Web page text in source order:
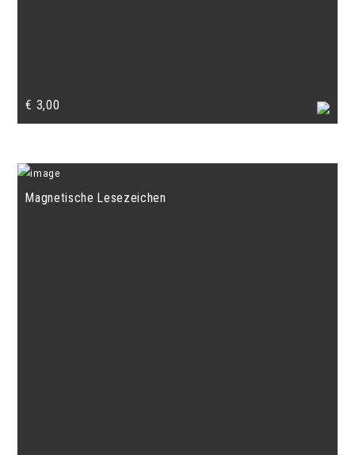
€ 3,00
Magnetische Lesezeichen